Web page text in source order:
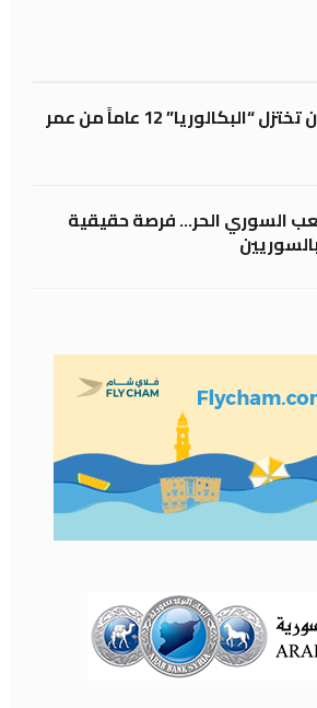
كابوس النتائج.. حين تختزل “البكالوريا” 12 عاماً من عمر
السوري الحر… فرصة حقيقية